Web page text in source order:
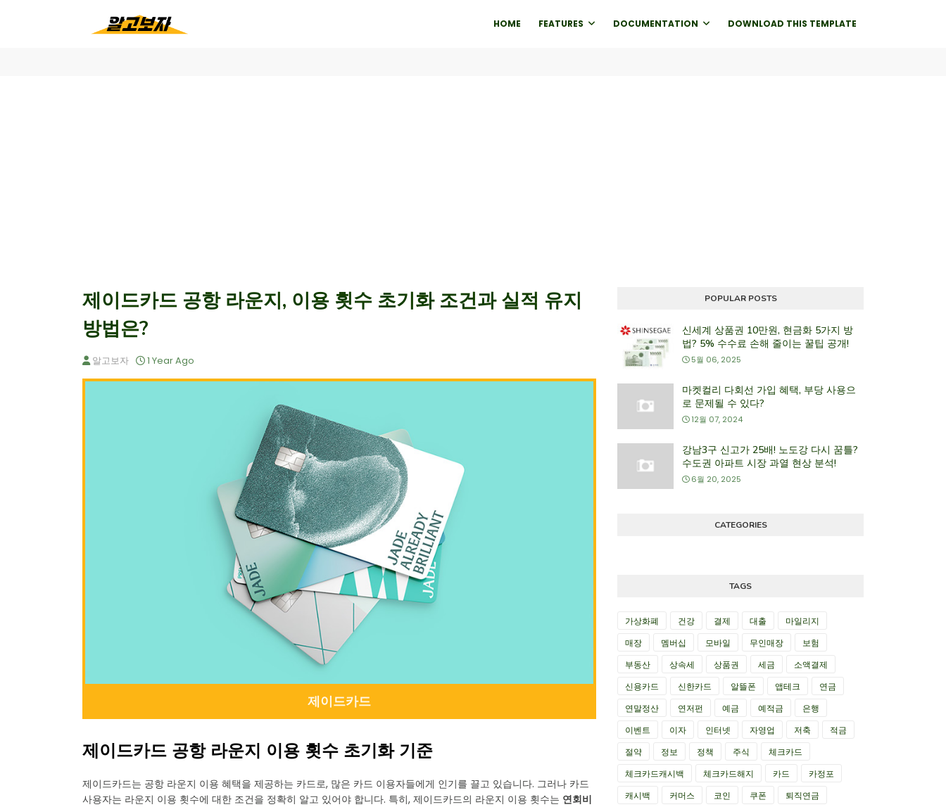
HOME FEATURES DOCUMENTATION DOWNLOAD THIS TEMPLATE
제이드카드 공항 라운지, 이용 횟수 초기화 조건과 실적 유지
방법은?
알고보자 1 Year Ago
제이드카드
제이드카드 공항 라운지 이용 횟수 초기화 기준
제이드카드는 공항 라운지 이용 혜택을 제공하는 카드로, 많은 카드 이용자들에게 인기를 끌고 있습니다. 그러나 카드
사용자는 라운지 이용 횟수에 대한 조건을 정확히 알고 있어야 합니다. 특히, 제이드카드의 라운지 이용 횟수는 연회비
POPULAR POSTS
신세계 상품권 10만원, 현금화 5가지 방
법? 5% 수수료 손해 줄이는 꿀팁 공개!
5월 06, 2025
마켓컬리 다회선 가입 혜택, 부당 사용으
로 문제될 수 있다?
12월 07, 2024
강남3구 신고가 25배! 노도강 다시 꿈틀?
수도권 아파트 시장 과열 현상 분석!
6월 20, 2025
CATEGORIES
TAGS
가상화폐 건강 결제 대출
마일리지
매장
멤버십 모바일 무인매장
보험
부동산
상속세 상품권 세금
소액결제
신용카드
신한카드 알뜰폰 앱테크
연금
연말정산
연저펀 예금 예적금
은행
이벤트
이자 인터넷 자영업 저축
적금
절약
정보 정책 주식
체크카드
체크카드캐시백
체크카드해지 카드
카정포
캐시백
커머스 코인 쿠폰
퇴직연금